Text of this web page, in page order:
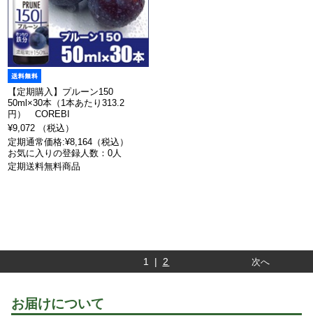
【定期購入】プルーン150
50ml×30本（1本あたり313.2
円） COREBI
¥9,072 （税込）
定期通常価格:¥8,164（税込）
お気に入りの登録人数：0人
定期送料無料商品
1 | 2 次へ